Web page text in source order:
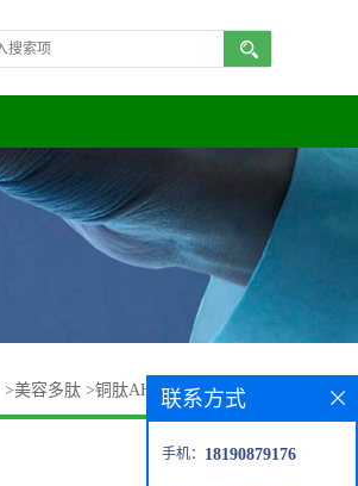
>美容多肽 >铜肽AHK-Cu(1:1)盐酸盐
联系方式
手机： 18190879176